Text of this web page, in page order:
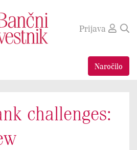
Prijava
Naročilo
challenges: